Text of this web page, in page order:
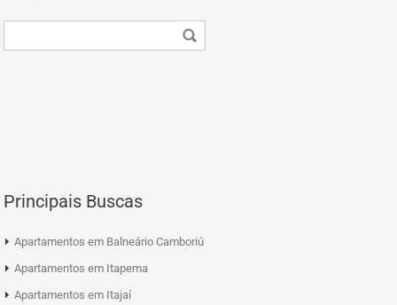
Principais Buscas
Apartamentos em Balneário Camboriú
Apartamentos em Itapema
Apartamentos em Itajaí